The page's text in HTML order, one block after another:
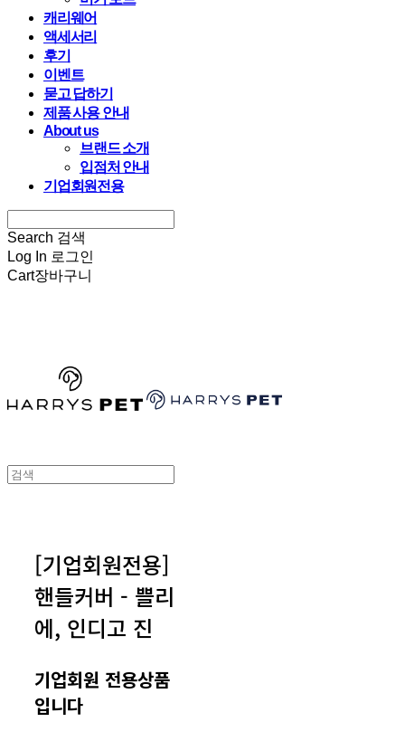
캐리웨어
액세서리
후기
이벤트
묻고 답하기
제품 사용 안내
About us
브랜드 소개
입점처 안내
기업회원전용
Search 검색
Log In 로그인
Cart장바구니
[기업회원전용]
핸들커버 - 쁠리
에, 인디고 진
기업회원 전용상품
입니다